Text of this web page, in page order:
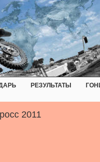
РЕЗУЛЬТАТЫ
2011